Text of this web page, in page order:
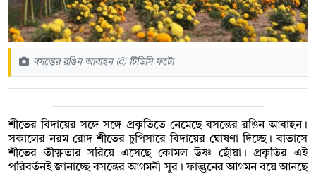
বসন্তের রঙিন আবাহন © টিডিসি ফটো
শীতের বিদায়ের সঙ্গে সঙ্গে প্রকৃতিতে নেমেছে বসন্তের রঙিন আবাহন।
সকালের নরম রোদ শীতের চুপিসারে বিদায়ের ঘোষণা দিচ্ছে। বাতাসে
শীতের তীক্ষ্ণতার সরিয়ে এসেছে কোমল উষ্ণ ছোঁয়া। প্রকৃতির এই
পরিবর্তনই জানাচ্ছে বসন্তের আগমনী সুর। ফাল্গুনের আগমন বয়ে আনছে